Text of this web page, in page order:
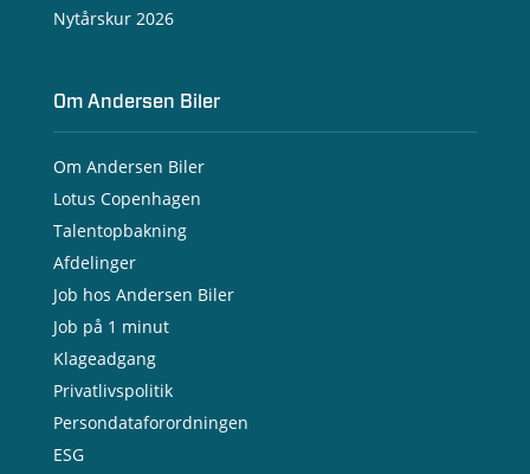
Nytårskur 2026
Om Andersen Biler
Om Andersen Biler
Lotus Copenhagen
Talentopbakning
Afdelinger
Job hos Andersen Biler
Job på 1 minut
Klageadgang
Privatlivspolitik
Persondataforordningen
ESG